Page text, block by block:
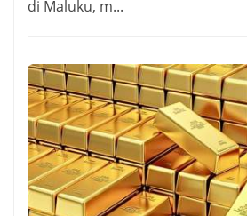
di Maluku, m...